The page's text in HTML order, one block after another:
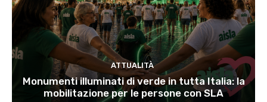
ATTUALITÀ
Monumenti illuminati di verde in tutta Italia: la
mobilitazione per le persone con SLA